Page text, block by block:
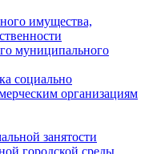
имущества,
муниципального
социально
организациям
занятости
городской среды